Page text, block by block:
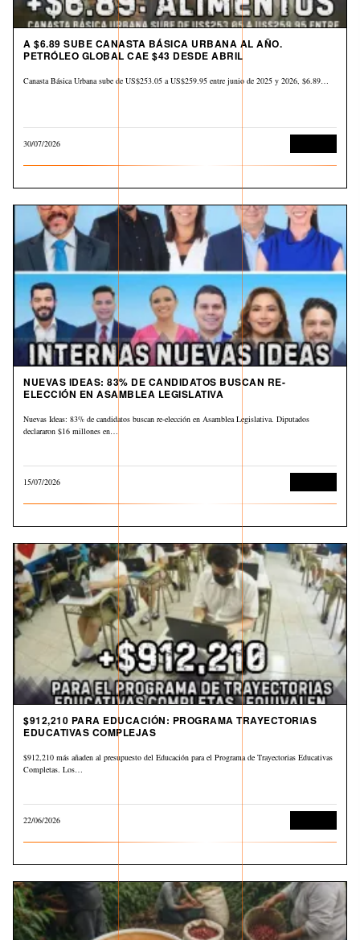
A $6.89 SUBE CANASTA BÁSICA URBANA AL AÑO.
PETRÓLEO GLOBAL CAE $43 DESDE ABRIL
Canasta Básica Urbana sube de US$253.05 a US$259.95 entre junio de 2025 y 2026, $6.89…
30/07/2026
NUEVAS IDEAS: 83% DE CANDIDATOS BUSCAN RE-
ELECCIÓN EN ASAMBLEA LEGISLATIVA
Nuevas Ideas: 83% de candidatos buscan re-elección en Asamblea Legislativa. Diputados
declararon $16 millones en…
15/07/2026
$912,210 PARA EDUCACIÓN: PROGRAMA TRAYECTORIAS
EDUCATIVAS COMPLEJAS
$912,210 más añaden al presupuesto del Educación para el Programa de Trayectorias Educativas
Completas. Los…
22/06/2026